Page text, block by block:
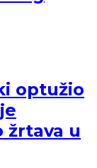
optužio
žrtava u